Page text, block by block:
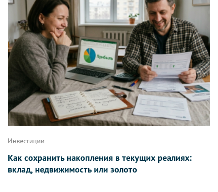
Инвестиции
Как сохранить накопления в текущих реалиях:
вклад, недвижимость или золото